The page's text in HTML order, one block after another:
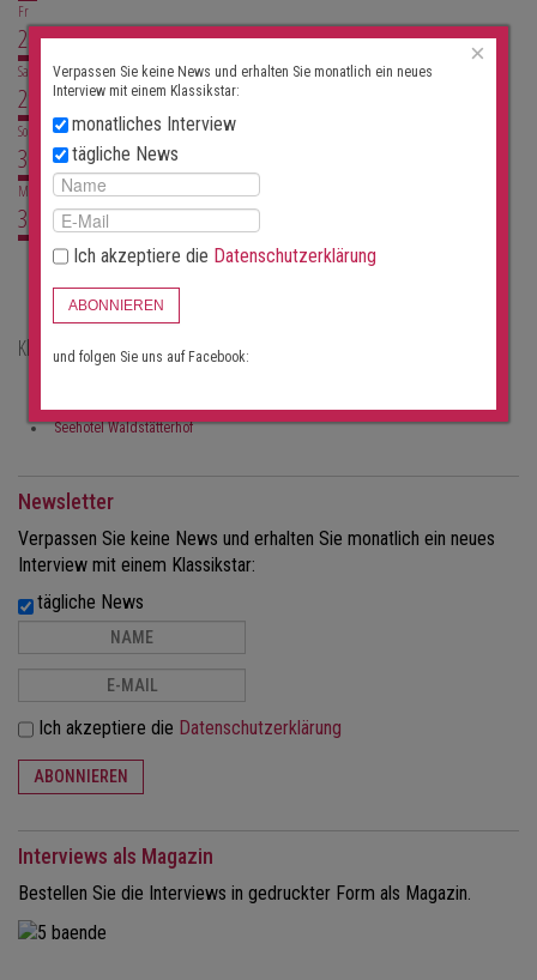
Fr
28
Sa
29
So
30
Mo
31
Klassische Konzertorte in Ingenbohl
Seehotel Waldstätterhof
Newsletter
Verpassen Sie keine News und erhalten Sie monatlich ein neues
Interview mit einem Klassikstar:
tägliche News
Ich akzeptiere die Datenschutzerklärung
ABONNIEREN
Interviews als Magazin
Bestellen Sie die Interviews in gedruckter Form als Magazin.
×
Verpassen Sie keine News und erhalten Sie monatlich ein neues
Interview mit einem Klassikstar:
monatliches Interview
tägliche News
Ich akzeptiere die Datenschutzerklärung
ABONNIEREN
und folgen Sie uns auf Facebook: